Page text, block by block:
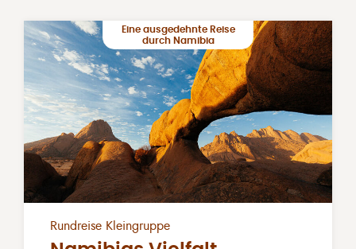
Eine ausgedehnte Reise
durch Namibia
Rundreise Kleingruppe